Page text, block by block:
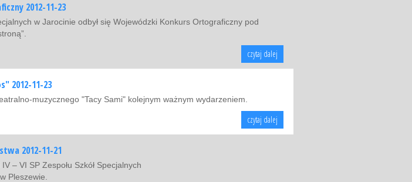
2012-11-23
w Jarocinie odbył się Wojewódzki Konkurs Ortograficzny pod
czytaj dalej
2012-11-23
muzycznego "Tacy Sami" kolejnym ważnym wydarzeniem.
czytaj dalej
2012-11-21
– VI SP Zespołu Szkół Specjalnych
Pleszewie.